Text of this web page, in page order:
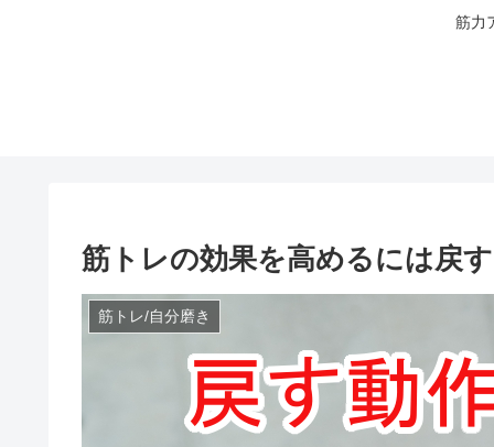
筋力
筋トレの効果を高めるには戻
筋トレ/自分磨き